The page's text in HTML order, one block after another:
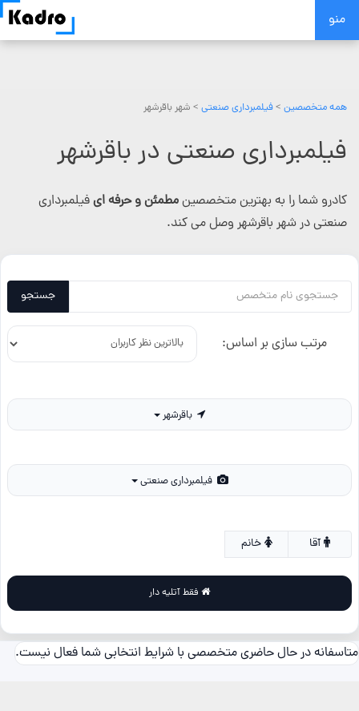
Skip
منو
همه متخصصین >فیلمبرداری صنعتی > شهر باقرشهر
فیلمبرداری صنعتی در باقرشهر
کادرو شما را به بهترین متخصصینمطمئن و حرفه ایفیلمبرداری
صنعتی در شهر باقرشهر وصل می کند.
جستجو
مرتب سازی بر اساس:
فیلمبرداری صنعتی
خانم
متاسفانه در حال حاضری متخصصی با شرایط انتخابی شما فعال نیست.